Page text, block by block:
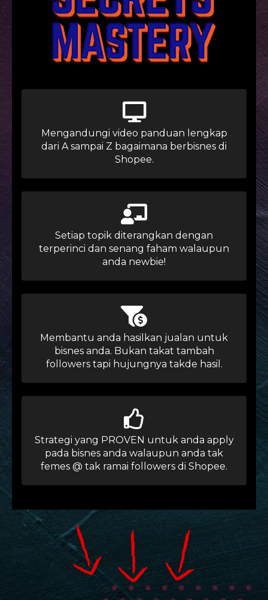
Mengandungi video panduan lengkap
dari A sampai Z bagaimana berbisnes di
Shopee.
Setiap topik diterangkan dengan
terperinci dan senang faham walaupun
anda newbie!
Membantu anda hasilkan jualan untuk
bisnes anda. Bukan takat tambah
followers tapi hujungnya takde hasil.
Strategi yang PROVEN untuk anda apply
pada bisnes anda walaupun anda tak
femes @ tak ramai followers di Shopee.